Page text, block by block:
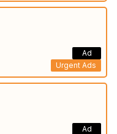
Urgent Ads
Ad
Ad